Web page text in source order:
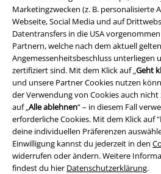
Marketingzwecken (z. B. personalisierte
Webseite, Social Media und auf
Datentransfers in die USA
Partnern, welche nach dem aktuell
Angemessenheitsbeschluss unterliegen
zertifiziert sind. Mit dem Klick auf „Geht
und unsere Partner Cookies nutzen
der Verwendung von Cookies auch
auf „Alle ablehnen“ – in diesem Fall
erforderliche Cookies. Mit dem Klick auf "
deine individuellen Präferenzen
Einwilligung kannst du jederzeit in den
widerrufen oder ändern. Weitere
findest du hier Datenschutzerklärung.
Rechtliches
AGB